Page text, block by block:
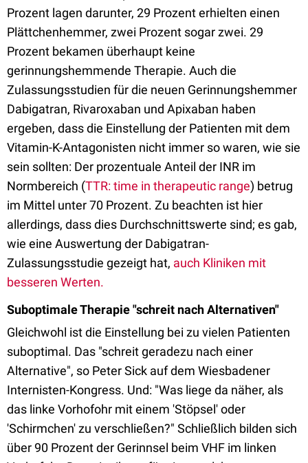
Prozent lagen darunter, 29 Prozent erhielten einen
Plättchenhemmer, zwei Prozent sogar zwei. 29
Prozent bekamen überhaupt keine
gerinnungshemmende Therapie. Auch die
Zulassungsstudien für die neuen Gerinnungshemmer
Dabigatran, Rivaroxaban und Apixaban haben
ergeben, dass die Einstellung der Patienten mit dem
Vitamin-K-Antagonisten nicht immer so waren, wie sie
sein sollten: Der prozentuale Anteil der INR im
Normbereich (TTR: time in therapeutic range) betrug
im Mittel unter 70 Prozent. Zu beachten ist hier
allerdings, dass dies Durchschnittswerte sind; es gab,
wie eine Auswertung der Dabigatran-
Zulassungsstudie gezeigt hat, auch Kliniken mit
besseren Werten.
Suboptimale Therapie "schreit nach Alternativen"
Gleichwohl ist die Einstellung bei zu vielen Patienten
suboptimal. Das "schreit geradezu nach einer
Alternative", so Peter Sick auf dem Wiesbadener
Internisten-Kongress. Und: "Was liege da näher, als
das linke Vorhofohr mit einem 'Stöpsel' oder
'Schirmchen' zu verschließen?" Schließlich bilden sich
über 90 Prozent der Gerinnsel beim VHF im linken